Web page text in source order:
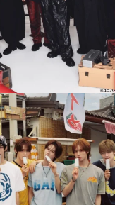
musicjapantv
💡8月特番放送決定！
...
8月 4
6 0